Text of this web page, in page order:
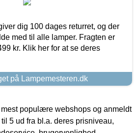
dig 100 dages returret, og der
med til alle lamper. Fragten er
kr. Klik her for at se deres
på Lampemesteren.dk
populære webshops og anmeldt
5 ud fra bl.a. deres prisniveau,